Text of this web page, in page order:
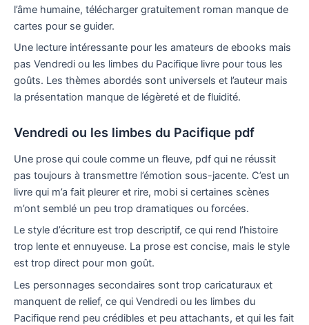
l’âme humaine, télécharger gratuitement roman manque de
cartes pour se guider.
Une lecture intéressante pour les amateurs de ebooks mais
pas Vendredi ou les limbes du Pacifique livre pour tous les
goûts. Les thèmes abordés sont universels et l’auteur mais
la présentation manque de légèreté et de fluidité.
Vendredi ou les limbes du Pacifique pdf
Une prose qui coule comme un fleuve, pdf qui ne réussit
pas toujours à transmettre l’émotion sous-jacente. C’est un
livre qui m’a fait pleurer et rire, mobi si certaines scènes
m’ont semblé un peu trop dramatiques ou forcées.
Le style d’écriture est trop descriptif, ce qui rend l’histoire
trop lente et ennuyeuse. La prose est concise, mais le style
est trop direct pour mon goût.
Les personnages secondaires sont trop caricaturaux et
manquent de relief, ce qui Vendredi ou les limbes du
Pacifique rend peu crédibles et peu attachants, et qui les fait